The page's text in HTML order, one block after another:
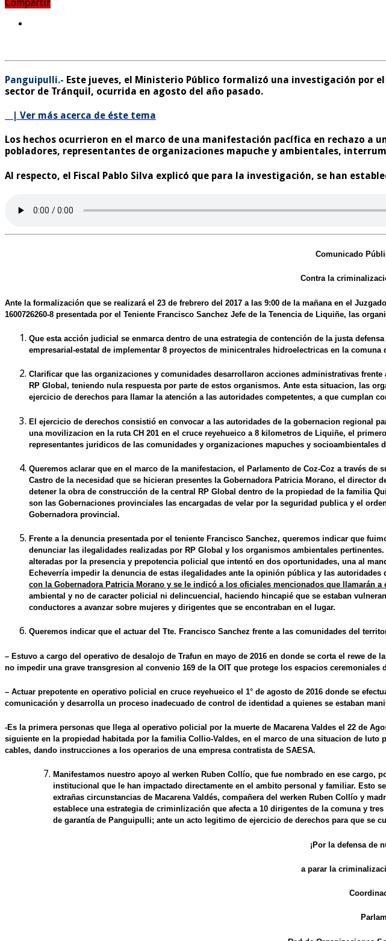
Compartir
Panguipulli.- Este jueves, el Ministerio Público formalizó una investigación por
sector de Tránquil, ocurrida en agosto del año pasado.
| Ver más acerca de éste tema
Los hechos ocurrieron en el marco de una manifestación pacífica en rechazo
pobladores, representantes de organizaciones mapuche y ambientales,
Al respecto, el Fiscal Pablo Silva explicó que para la investigación, se han
Comunicado
Contra la
Ante la formalización que se realizará el 23 de frebrero del 2017 a las 9:00 de la mañana en el
1600726260-8 presentada por el Teniente Francisco Sanchez Jefe de la Tenencia de Liquiñe, las
Que esta acción judicial se enmarca dentro de una estrategia de contención de la justa
empresarial-estatal de implementar 8 proyectos de minicentrales hidroelectricas en la
Clarificar que las organizaciones y comunidades desarrollaron acciones administrativas
RP Global, teniendo nula respuesta por parte de estos organismos. Ante esta situacion, las
ejercicio de derechos para llamar la atención a las autoridades competentes, a que cumplan
El ejercicio de derechos consistió en convocar a las autoridades de la gobernacion regional
una movilizacion en la ruta CH 201 en el cruce reyehueico a 8 kilometros de Liquiñe, el
representantes juridicos de las comunidades y organizaciones mapuches y socioambientales
Queremos aclarar que en el marco de la manifestacion, el Parlamento de Coz-Coz a través de
Castro de la necesidad que se hicieran presentes la Gobernadora Patricia Morano, el
detener la obra de construcción de la central RP Global dentro de la propiedad de la familia
son las Gobernaciones provinciales las encargadas de velar por la seguridad publica y el
Gobernadora provincial.
Frente a la denunciapresentada por el teniente Francisco Sanchez, queremos indicar que
denunciar las ilegalidades realizadas por RP Global y los organismos ambientales pertinentes.
alteradas por la presencia y prepotencia policial que intentó en dos oportunidades, una al
Echeverría impedir la denuncia de estas ilegalidades ante la opinión pública y las autoridades
con la Gobernadora Patricia Morano y se le indicó a los oficiales mencionados que llamarán
ambiental y no de caracter policial ni delincuencial, haciendo hincapié que se estaban
conductores a avanzar sobre mujeres y dirigentes que se encontraban en el lugar.
Queremos indicar que el actuar del Tte. Francisco Sanchez frente a las comunidades del
– Estuvo a cargo del operativo de desalojo de Trafun en mayo de 2016 en donde se corta el rewe
no impedir una grave transgresion al convenio 169 de la OIT que protege los espacios ceremoniales
– Actuar prepotente en operativo policial en cruce reyehueico el 1° de agosto de 2016 donde se
comunicación y desarrolla un proceso inadecuado de control de identidad a quienes se estaban
-Es la primera personas que llega al operativo policial por la muerte de Macarena Valdes el 22 de
siguiente en la propiedad habitada por la familia Collio-Valdes, en el marco de una situacion de
cables, dando instrucciones a los operarios de una empresa contratista de SAESA.
Manifestamos nuestro apoyo al werken Ruben Collío, que fue nombrado en ese cargo,
institucional que le han impactado directamente en el ambito personal y familiar. Esto
extrañas circunstancias de Macarena Valdés, compañera del werken Ruben Collío y
establece una estrategia de criminlización que afecta a 10 dirigentes de la comuna y
de garantía de Panguipulli; ante un acto legitimo de ejercicio de derechos para que se
¡Por la defensa de
a parar la